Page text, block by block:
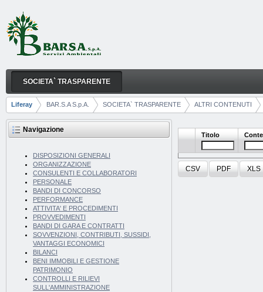
Salta al contenuto
ACCESSIBILITÀ E CATALOGO DEI DATI,
Navigazione
SOCIETA` TRASPARENTE
Breadcrumb
Liferay BAR.S.A S.p.A. SOCIETA` TRASPARENTE ALTRI CONTENUTI
Navigazione
DISPOSIZIONI GENERALI
ORGANIZZAZIONE
CONSULENTI E COLLABORATORI
PERSONALE
BANDI DI CONCORSO
PERFORMANCE
ATTIVITA' E PROCEDIMENTI
PROVVEDIMENTI
BANDI DI GARA E CONTRATTI
SOVVENZIONI, CONTRIBUTI, SUSSIDI,
VANTAGGI ECONOMICI
BILANCI
BENI IMMOBILI E GESTIONE
PATRIMONIO
CONTROLLI E RILIEVI
SULL'AMMINISTRAZIONE
Titolo
CSV PDF XLS